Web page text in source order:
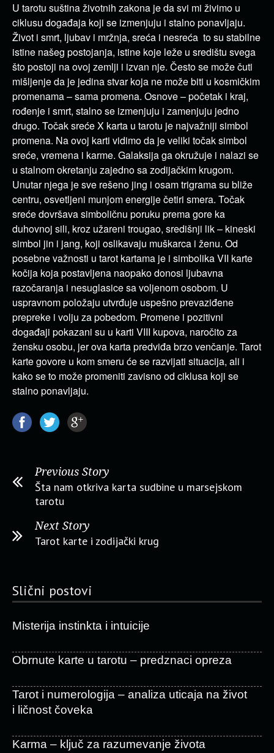
U tarotu suština životnih zakona je da svi mi živimo u
ciklusu događaja koji se izmenjuju i stalno ponavljaju.
Život i smrt, ljubav i mržnja, sreća i nesreća to su stabilne
istine našeg postojanja, istine koje leže u središtu svega
što postoji na ovoj zemlji i izvan nje. Često se može čuti
mišljenje da je jedina stvar koja ne može biti u kosmičkim
promenama – sama promena. Osnove – početak i kraj,
rođenje i smrt, stalno se izmenjuju i zamenjuju jedno
drugo. Točak sreće X karta u tarotu je najvažniji simbol
promena. Na ovoj karti vidimo da je veliki točak simbol
sreće, vremena i karme. Galaksija ga okružuje i nalazi se
u stalnom okretanju zajedno sa zodijačkim krugom.
Unutar njega je sve rešeno jing i osam trigrama su bliže
centru, osvetljeni munjom energije četiri smera. Točak
sreće dovršava simboličnu poruku prema gore ka
duhovnoj sili, kroz užareni trougao, središnji lik – kineski
simbol jin i jang, koji oslikavaju muškarca i ženu. Od
posebne važnosti u tarot kartama je i simbolika VII karte
kočija koja postavljena naopako donosi ljubavna
razočaranja i nesuglasice sa voljenom osobom. U
uspravnom položaju utvrđuje uspešno prevaziđene
prepreke i volju za pobedom. Promene i pozitivni
događaji pokazani su u karti VIII kupova, naročito za
žensku osobu, jer ova karta predviđa brzo venčanje. Tarot
karte govore u kom smeru će se razvijati situacija, ali i
kako se to može promeniti zavisno od ciklusa koji se
stalno ponavljaju.
Previous Story
Šta nam otkriva karta sudbine u marsejskom
tarotu
Next Story
Tarot karte i zodijački krug
Slični postovi
Misterija instinkta i intuicije
Obrnute karte u tarotu – predznaci opreza
Tarot i numerologija – analiza uticaja na život
i ličnost čoveka
Karma – ključ za razumevanje života